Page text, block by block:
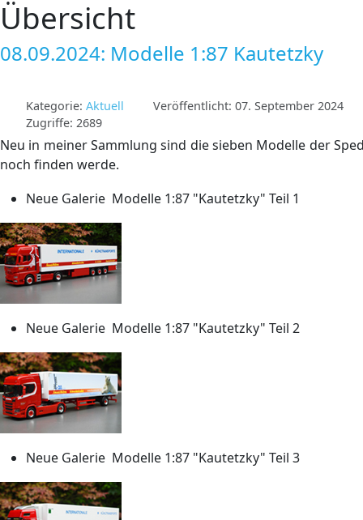
Übersicht
08.09.2024: Modelle 1:87 Kautetzky
Kategorie: Aktuell
Veröffentlicht: 07. September 2024
Zugriffe: 2689
Neu in meiner Sammlung sind die sieben Modelle der
noch finden werde.
Neue Galerie Modelle 1:87 "Kautetzky" Teil 1
Neue Galerie Modelle 1:87 "Kautetzky" Teil 2
Neue Galerie Modelle 1:87 "Kautetzky" Teil 3